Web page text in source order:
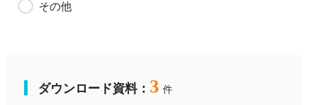
その他
ダウンロード資料： 3 件